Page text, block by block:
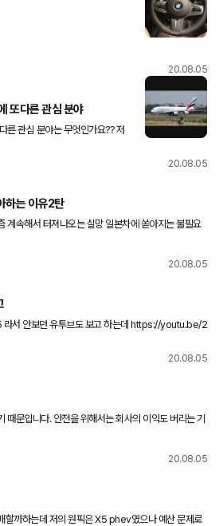
20.08.05
또다른 관심 분야
관심 분야는 무엇인가요?? 저
ㅎ 아래 사진은 제가 좋아하는
네이버)
20.08.05
하는 이유2탄
계속해서 터져나오는 실망 일본차에 쏟아지는 불필요
독일차의 야박한 옵션과 내장 고급형 독일차의 눈팅
20.08.05
도 보고 하는데 https://youtu.be/2
20.08.05
때문입니다. 안전을 위해서는 회사의 이익도 버리는 기
20.08.05
하는데 저의 원픽은 X5 phev였으나 예산 문제로